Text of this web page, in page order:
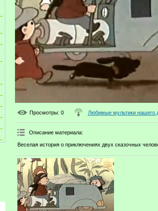
Просмотры: 0 Любимые мультики нашего
Описание материала:
Веселая история о приключениях двух сказочных